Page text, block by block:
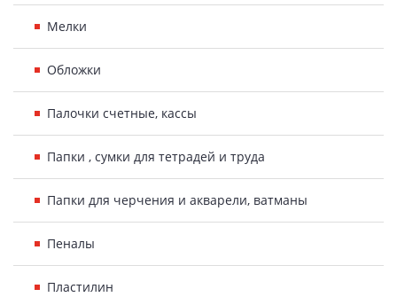
Мелки
Обложки
Палочки счетные, кассы
Папки , сумки для тетрадей и труда
Папки для черчения и акварели, ватманы
Пеналы
Пластилин